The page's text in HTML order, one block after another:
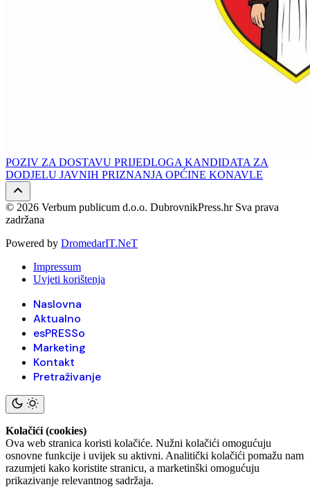
POZIV ZA DOSTAVU PRIJEDLOGA KANDIDATA ZA
DODJELU JAVNIH PRIZNANJA OPĆINE KONAVLE
© 2026 Verbum publicum d.o.o. DubrovnikPress.hr Sva prava
zadržana
Powered by DromedarIT.NeT
Impressum
Uvjeti korištenja
Naslovna
Aktualno
esPRESSo
Marketing
Kontakt
Pretraživanje
Kolačići (cookies)
Ova web stranica koristi kolačiće. Nužni kolačići omogućuju
osnovne funkcije i uvijek su aktivni. Analitički kolačići pomažu nam
razumjeti kako koristite stranicu, a marketinški omogućuju
prikazivanje relevantnog sadržaja.